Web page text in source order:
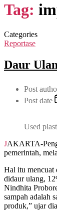
Tag:
Categories
Reportase
Daur
Post
Post date
Used
JAKARTA-Pengelolaan sampah yang berkelanjutan hingga kini masih menjadi pemikiran sejumlah pihak di Indonesia. Penanganan sampah plastik tak cukup hanya dibebankan pada pengelola hilir atau
pemerintah,
Hal itu mencuat
didaur ulang,
Nindhita
sampah adalah
produk,” ujar